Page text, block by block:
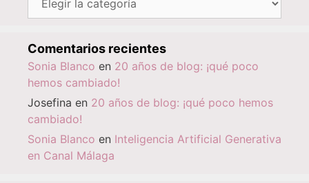
Comentarios recientes
Sonia Blanco en 20 años de blog: ¡qué poco
hemos cambiado!
Josefina en 20 años de blog: ¡qué poco hemos
cambiado!
Sonia Blanco en Inteligencia Artificial Generativa
en Canal Málaga